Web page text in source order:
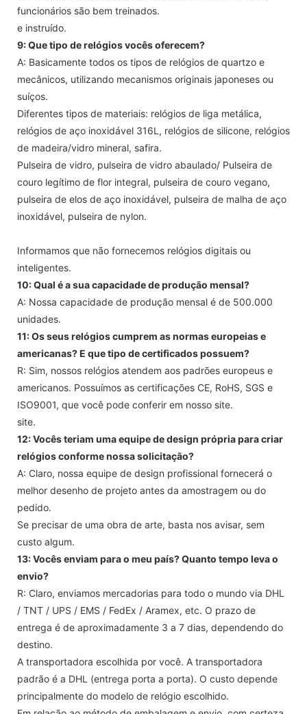
funcionários são bem treinados.
e instruído.
9: Que tipo de relógios vocês oferecem?
A: Basicamente todos os tipos de relógios de quartzo e
mecânicos, utilizando mecanismos originais japoneses ou
suíços.
Diferentes tipos de materiais: relógios de liga metálica,
relógios de aço inoxidável 316L, relógios de silicone, relógios
de madeira/vidro mineral, safira.
Pulseira de vidro, pulseira de vidro abaulado/ Pulseira de
couro legítimo de flor integral, pulseira de couro vegano,
pulseira de elos de aço inoxidável, pulseira de malha de aço
inoxidável, pulseira de nylon.
Informamos que não fornecemos relógios digitais ou
inteligentes.
10: Qual é a sua capacidade de produção mensal?
A: Nossa capacidade de produção mensal é de 500.000
unidades.
11: Os seus relógios cumprem as normas europeias e
americanas? E que tipo de certificados possuem?
R: Sim, nossos relógios atendem aos padrões europeus e
americanos. Possuímos as certificações CE, RoHS, SGS e
ISO9001, que você pode conferir em nosso site.
site.
12: Vocês teriam uma equipe de design própria para criar
relógios conforme nossa solicitação?
A: Claro, nossa equipe de design profissional fornecerá o
melhor desenho de projeto antes da amostragem ou do
pedido.
Se precisar de uma obra de arte, basta nos avisar, sem
custo algum.
13: Vocês enviam para o meu país? Quanto tempo leva o
envio?
R: Claro, enviamos mercadorias para todo o mundo via DHL
/ TNT / UPS / EMS / FedEx / Aramex, etc. O prazo de
entrega é de aproximadamente 3 a 7 dias, dependendo do
destino.
A transportadora escolhida por você. A transportadora
padrão é a DHL (entrega porta a porta). O custo depende
principalmente do modelo de relógio escolhido.